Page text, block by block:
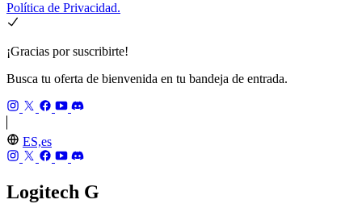
Política de Privacidad.
¡Gracias por suscribirte!
Busca tu oferta de bienvenida en tu bandeja de entrada.
ES,es
Logitech G